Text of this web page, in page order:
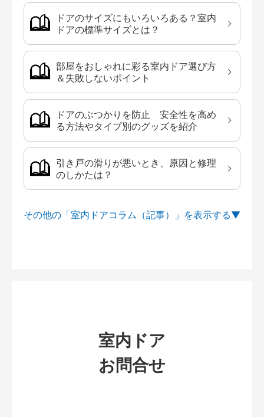
ドアのサイズにもいろいろある？室内
ドアの標準サイズとは？
部屋をおしゃれに彩る室内ドア選び方
＆失敗しないポイント
ドアのぶつかりを防止 安全性を高め
る方法やタイプ別のグッズを紹介
引き戸の滑りが悪いとき、原因と修理
のしかたは？
その他の「室内ドアコラム（記事）」を
室内ドア
お問合せ